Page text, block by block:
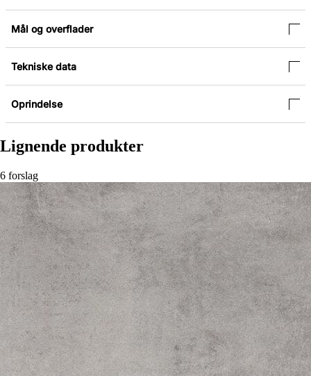
Mål og overflader
Tekniske data
Oprindelse
Lignende produkter
6 forslag